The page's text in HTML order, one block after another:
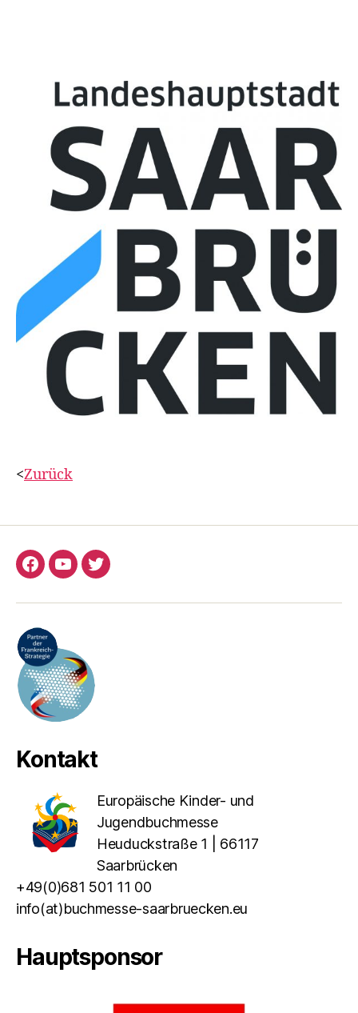
<Zurück
Facebook
YouTubeTwitter
Kontakt
Europäische Kinder- und
Jugendbuchmesse
Heuduckstraße 1 | 66117
Saarbrücken
+49(0)681 501 11 00
info(at)buchmesse-saarbruecken.eu
Hauptsponsor